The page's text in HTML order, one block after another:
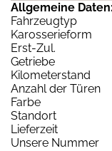
Allgemeine Daten:
Fahrzeugtyp
Karosserieform
Erst-Zul.
Getriebe
Kilometerstand
Anzahl der Türen
Farbe
Standort
Lieferzeit
Unsere Nummer